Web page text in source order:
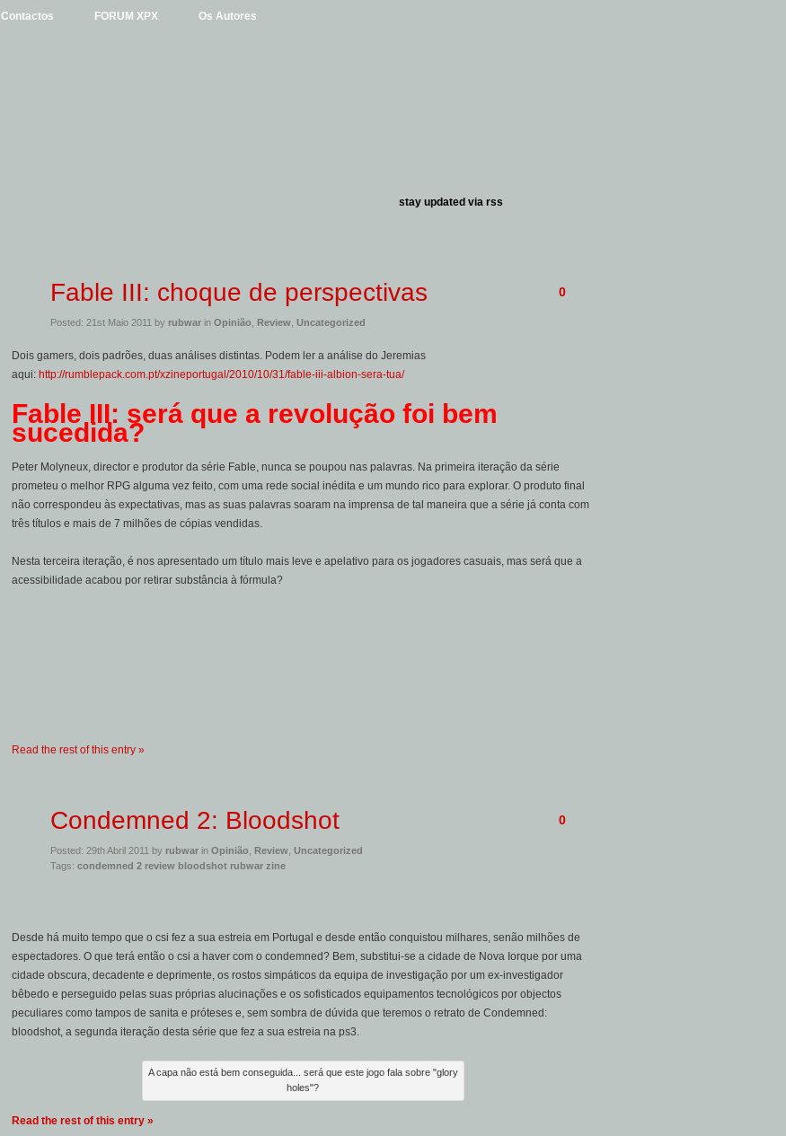
Contactos FORUM XPX Os Autores
stay updated via rss
Fable III: choque de perspectivas
Posted: 21st Maio 2011 by rubwar in Opinião Review Uncategorized
0
Dois gamers, dois padrões, duas análises distintas. Podem ler a análise do Jeremias
aqui: http://rumblepack.com.pt/xzineportugal/2010/10/31/fable-iii-albion-sera-tua/
Fable III: será que a revolução foi bem
sucedida?
Peter Molyneux, director e produtor da série Fable, nunca se poupou nas palavras. Na primeira iteração da série
prometeu o melhor RPG alguma vez feito, com uma rede social inédita e um mundo rico para explorar. O produto final
não correspondeu às expectativas, mas as suas palavras soaram na imprensa de tal maneira que a série já conta com
três títulos e mais de 7 milhões de cópias vendidas.
Nesta terceira iteração, é nos apresentado um título mais leve e apelativo para os jogadores casuais, mas será que a
acessibilidade acabou por retirar substância à fórmula?
Read the rest of this entry »
Condemned 2: Bloodshot
Posted: 29th Abril 2011 by rubwar in Opinião Review Uncategorized
Tags: condemned 2 review bloodshot rubwar zine
0
Desde há muito tempo que o csi fez a sua estreia em Portugal e desde então conquistou milhares, senão milhões de
espectadores. O que terá então o csi a haver com o condemned? Bem, substitui-se a cidade de Nova Iorque por uma
cidade obscura, decadente e deprimente, os rostos simpáticos da equipa de investigação por um ex-investigador
bêbedo e perseguido pelas suas próprias alucinações e os sofisticados equipamentos tecnológicos por objectos
peculiares como tampos de sanita e próteses e, sem sombra de dúvida que teremos o retrato de Condemned:
bloodshot, a segunda iteração desta série que fez a sua estreia na ps3.
A capa não está bem conseguida... será que este jogo fala sobre "glory
holes"?
Read the rest of this entry »